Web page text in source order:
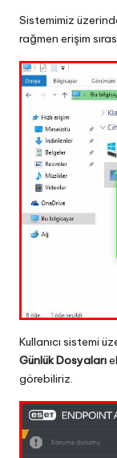
Sistemimiz
rağmen erişim
Kullanıcı sistemi
Günlük Dosyaları
görebiliriz.